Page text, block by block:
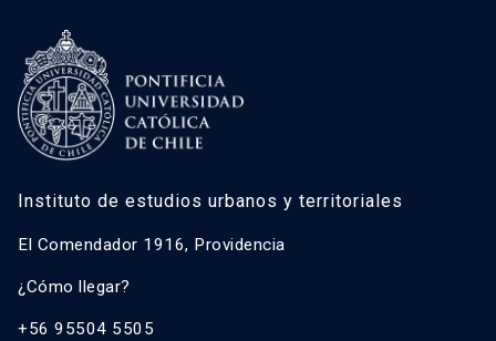
Instituto de estudios urbanos y territoriales
El Comendador 1916, Providencia
¿Cómo llegar?
+56 95504 5505